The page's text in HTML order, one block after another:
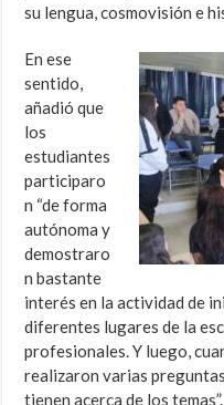
su lengua, cosmovisión e
En ese
sentido,
añadió que
los
estudiantes
participaro
n “de forma
autónoma y
demostraro
n bastante
interés en la actividad de
diferentes lugares de la
profesionales. Y luego,
realizaron varias
tienen acerca de los temas”.